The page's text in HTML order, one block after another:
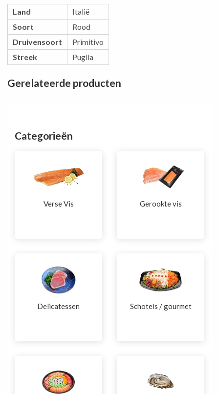
Land
Italië
Soort
Rood
Druivensoort
Primitivo
Streek
Puglia
Gerelateerde producten
Categorieën
Verse Vis Gerookte vis
Delicatessen Schotels / gourmet